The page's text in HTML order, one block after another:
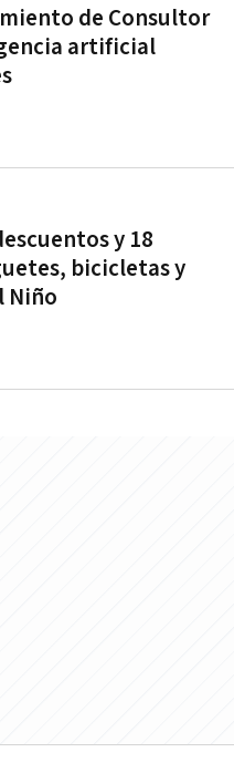
de Consultor
artificial
y 18
bicicletas y
Niño